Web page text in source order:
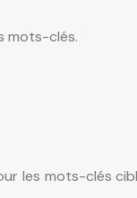
mots-clés.
les mots-clés